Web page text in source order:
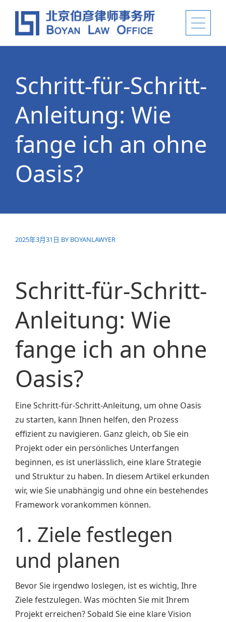
Schritt-für-Schritt-
Anleitung: Wie
fange ich an ohne
Oasis?
2025年3月31日 BY BOYANLAWYER
Schritt-für-Schritt-
Anleitung: Wie
fange ich an ohne
Oasis?
Eine Schritt-für-Schritt-Anleitung, um ohne Oasis
zu starten, kann Ihnen helfen, den Prozess
effizient zu navigieren. Ganz gleich, ob Sie ein
Projekt oder ein persönliches Unterfangen
beginnen, es ist unerlässlich, eine klare Strategie
und Struktur zu haben. In diesem Artikel erkunden
wir, wie Sie unabhängig und ohne ein bestehendes
Framework vorankommen können.
1. Ziele festlegen
und planen
Bevor Sie irgendwo loslegen, ist es wichtig, Ihre
Ziele festzulegen. Was möchten Sie mit Ihrem
Projekt erreichen? Sobald Sie eine klare Vision